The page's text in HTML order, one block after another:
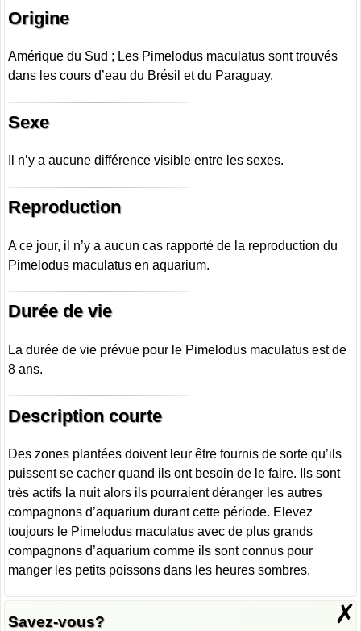
Origine
Amérique du Sud ; Les Pimelodus maculatus sont trouvés
dans les cours d’eau du Brésil et du Paraguay.
Sexe
Il n’y a aucune différence visible entre les sexes.
Reproduction
A ce jour, il n’y a aucun cas rapporté de la reproduction du
Pimelodus maculatus en aquarium.
Durée de vie
La durée de vie prévue pour le Pimelodus maculatus est de
8 ans.
Description courte
Des zones plantées doivent leur être fournis de sorte qu’ils
puissent se cacher quand ils ont besoin de le faire. Ils sont
très actifs la nuit alors ils pourraient déranger les autres
compagnons d’aquarium durant cette période. Elevez
toujours le Pimelodus maculatus avec de plus grands
compagnons d’aquarium comme ils sont connus pour
manger les petits poissons dans les heures sombres.
✗
Savez-vous?